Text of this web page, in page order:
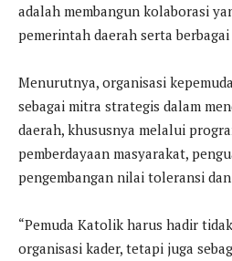
adalah membangun kolaborasi
pemerintah daerah serta
Menurutnya, organisasi
sebagai mitra strategis dalam
daerah, khususnya melalui
pemberdayaan masyarakat,
pengembangan nilai toleransi
“Pemuda Katolik harus hadir
organisasi kader, tetapi juga